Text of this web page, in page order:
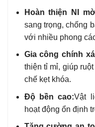
Hoàn thiện NI
sang trọng, chống
với nhiều phong
Gia công chính
thiện tỉ mỉ, giúp
chế kẹt khóa.
Độ bền cao:Vật
hoạt động ổn định